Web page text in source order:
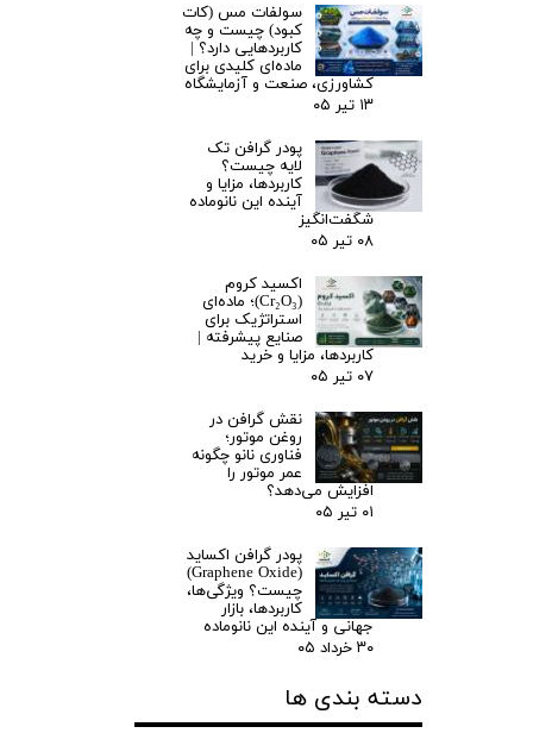
سولفات مس (کات
کبود) چیست و چه
کاربردهایی دارد؟ |
ماده‌ای کلیدی برای
کشاورزی، صنعت و آزمایشگاه
۱۳ تیر ۰۵
پودر گرافن تک
لایه چیست؟
کاربردها، مزایا و
آینده این نانوماده
شگفت‌انگیز
۰۸ تیر ۰۵
اکسید کروم
(Cr₂O₃)؛ ماده‌ای
استراتژیک برای
صنایع پیشرفته |
کاربردها، مزایا و خرید
۰۷ تیر ۰۵
نقش گرافن در
روغن موتور؛
فناوری نانو چگونه
عمر موتور را
افزایش می‌دهد؟
۰۱ تیر ۰۵
پودر گرافن اکساید
(Graphene Oxide)
چیست؟ ویژگی‌ها،
کاربردها، بازار
جهانی و آینده این نانوماده
۳۰ خرداد ۰۵
دسته بندی ها